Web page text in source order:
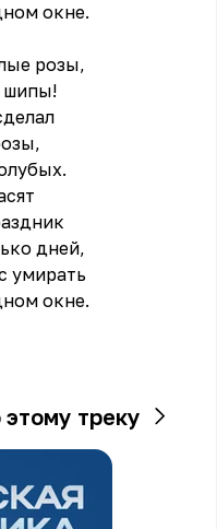
окне.
pозы,
шипы!
дней,
умиpать
окне.
треку